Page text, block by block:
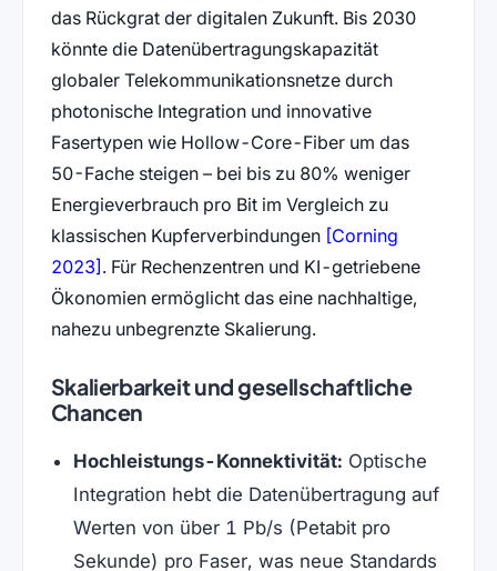
das Rückgrat der digitalen Zukunft. Bis 2030
könnte die Datenübertragungskapazität
globaler Telekommunikationsnetze durch
photonische Integration und innovative
Fasertypen wie Hollow-Core-Fiber um das
50-Fache steigen – bei bis zu 80% weniger
Energieverbrauch pro Bit im Vergleich zu
klassischen Kupferverbindungen [Corning
2023] (öffnet in neuem Tab)
. Für Rechenzentren und KI-getriebene
Ökonomien ermöglicht das eine nachhaltige,
nahezu unbegrenzte Skalierung.
Skalierbarkeit und gesellschaftliche
Chancen
Hochleistungs-Konnektivität: Optische
Integration hebt die Datenübertragung auf
Werten von über 1 Pb/s (Petabit pro
Sekunde) pro Faser, was neue Standards